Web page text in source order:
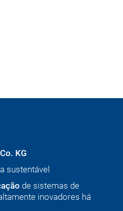
KG
sustentável
de sistemas de
inovadores há